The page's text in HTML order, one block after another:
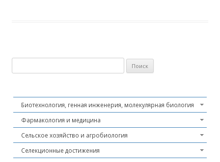
Биотехнология, генная инженерия, молекулярная биология
Фармакология и медицина
Сельское хозяйство и агробиология
Селекционные достижения